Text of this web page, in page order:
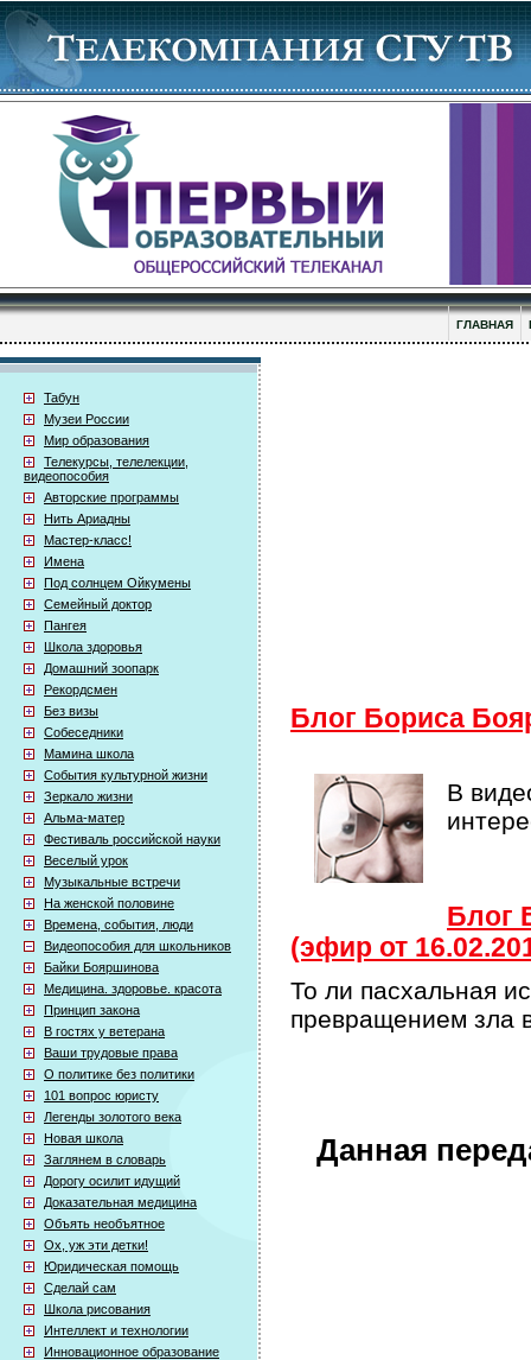
ГЛАВНАЯ
Табун
Музеи России
Мир образования
Телекурсы, телелекции,
видеопособия
Авторские программы
Нить Ариадны
Мастер-класс!
Имена
Под солнцем Ойкумены
Семейный доктор
Пангея
Школа здоровья
Домашний зоопарк
Рекордсмен
Без визы
Собеседники
Мамина школа
События культурной жизни
Зеркало жизни
Альма-матер
Фестиваль российской науки
Веселый урок
Музыкальные встречи
На женской половине
Времена, события, люди
Видеопособия для школьников
Байки Бояршинова
Медицина. здоровье. красота
Принцип закона
В гостях у ветерана
Ваши трудовые права
О политике без политики
101 вопрос юристу
Легенды золотого века
Новая школа
Заглянем в словарь
Дорогу осилит идущий
Доказательная медицина
Объять необъятное
Ох, уж эти детки!
Юридическая помощь
Сделай сам
Школа рисования
Интеллект и технологии
Инновационное образование
Блог Бориса
В
Блог
(эфир от
То ли пасхальная
превращением зла
Данная